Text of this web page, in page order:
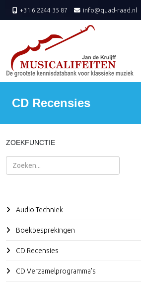
+31 6 2244 35 87 info@quad-raad.nl
CD Recensies
ZOEKFUNCTIE
Zoeken
Audio Techniek
Boekbesprekingen
CD Recensies
CD Verzamelprogramma's